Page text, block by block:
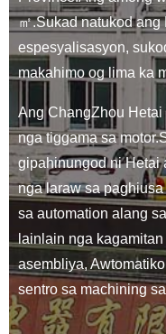
㎡.Sukad natukod
espesyalisasyon,
makahimo og lima ka
Ang ChangZhou
nga tiggama sa
gipahinungod ni Hetai
nga laraw sa
sa automation alang
lainlain nga
asembliya,
sentro sa machining